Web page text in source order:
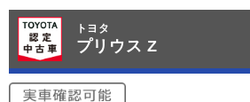
トヨタ
プリウス Z